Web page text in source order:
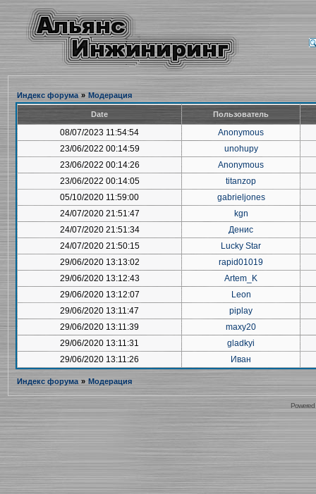
Индекс форума » Модерация
Date Пользователь
08/07/2023 11:54:54
Anonymous
23/06/2022 00:14:59
unohupy
23/06/2022 00:14:26
Anonymous
23/06/2022 00:14:05
titanzop
05/10/2020 11:59:00
gabrieljones
24/07/2020 21:51:47
kgn
24/07/2020 21:51:34
Денис
24/07/2020 21:50:15
Lucky Star
29/06/2020 13:13:02
rapid01019
29/06/2020 13:12:43
Artem_K
29/06/2020 13:12:07
Leon
29/06/2020 13:11:47
piplay
29/06/2020 13:11:39
maxy20
29/06/2020 13:11:31
gladkyi
29/06/2020 13:11:26
Иван
Индекс форума » Модерация